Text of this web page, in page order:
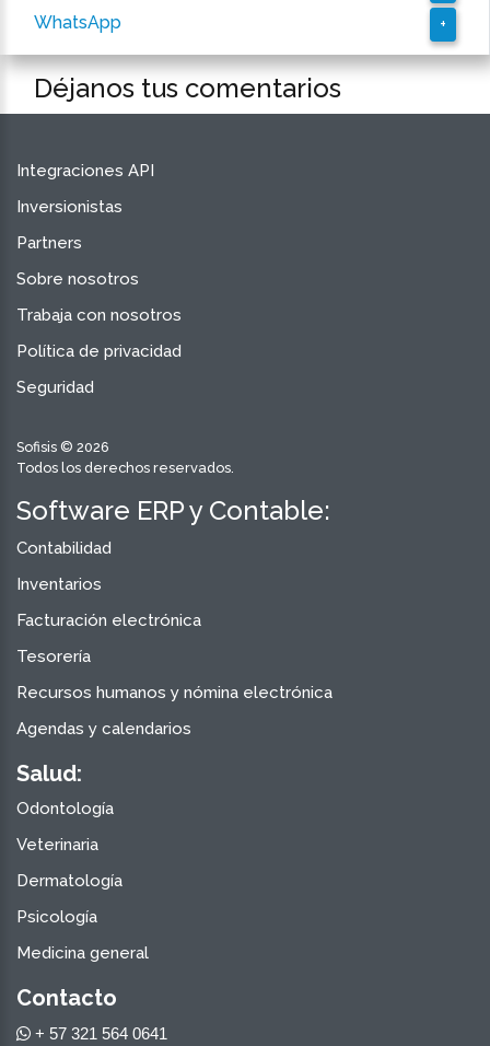
WhatsApp +
Déjanos tus comentarios
Integraciones API
Inversionistas
Partners
Sobre nosotros
Trabaja con nosotros
Política de privacidad
Seguridad
Sofisis © 2026
Todos los derechos reservados.
Software ERP y Contable:
Contabilidad
Inventarios
Facturación electrónica
Tesorería
Recursos humanos y nómina electrónica
Agendas y calendarios
Salud:
Odontología
Veterinaria
Dermatología
Psicología
Medicina general
Contacto
+ 57 321 564 0641